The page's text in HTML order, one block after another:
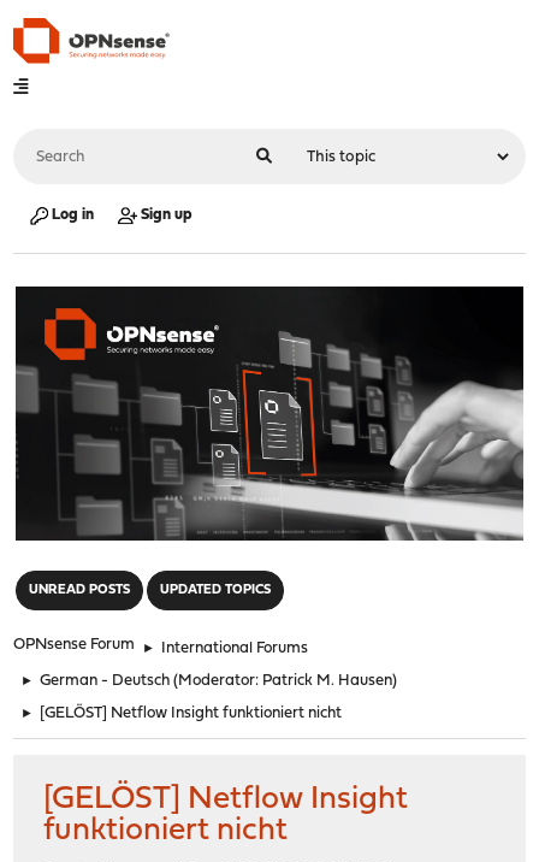
Log in Sign up
UNREAD POSTS UPDATED TOPICS
OPNsense Forum ► International Forums
► German - Deutsch (Moderator: Patrick M. Hausen)
► [GELÖST] Netflow Insight funktioniert nicht
[GELÖST] Netflow Insight
funktioniert nicht